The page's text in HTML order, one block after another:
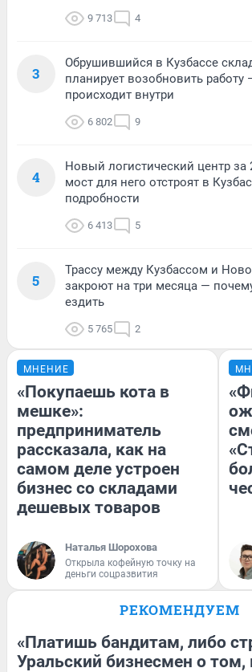
9 713 4
3
Обрушившийся в Кузбассе
планирует возобновить работу
происходит внутри
6 802 9
4
Новый логистический центр за
мост для него отстроят в
подробности
6 413 5
5
Трассу между Кузбассом и
закроют на три месяца —
ездить
5 765 2
МНЕНИЕ
«Покупаешь кота в
мешке»:
предприниматель
рассказала, как на
самом деле устроен
бизнес со складами
дешевых товаров
Наталья Шорохова
Открыла кофейную точку на
деньги соцразвития
РЕКОМЕНДУЕМ
«Платишь бандитам, либо
Уральский бизнесмен о том,